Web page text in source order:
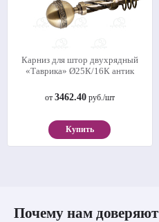
Карниз для штор двухрядный
«Таврика» Ø25К/16К антик
от 3462.40руб./шт
Купить
Почему нам доверяют